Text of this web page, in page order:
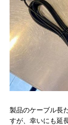
製品のケーブル長
すが、幸いにも延